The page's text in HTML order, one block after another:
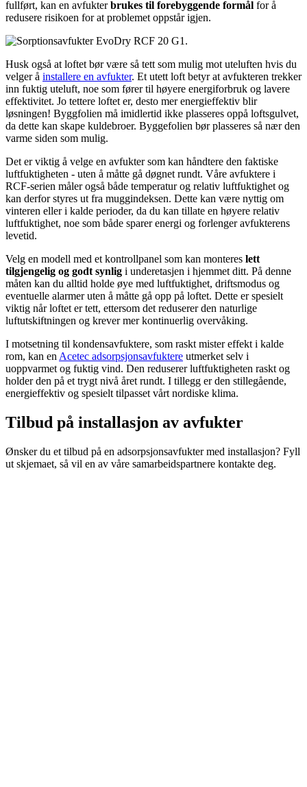
fullført, kan en avfukterbrukes til forebyggende formål for å
redusere risikoen for at problemet oppstår igjen.
Husk også at loftet bør være så tett som mulig mot uteluften hvis du
velger å installere en avfukter. Et utett loft betyr at avfukteren trekker
inn fuktig uteluft, noe som fører til høyere energiforbruk og lavere
effektivitet. Jo tettere loftet er, desto mer energieffektiv blir
løsningen! Byggfolien må imidlertid ikke plasseres oppå loftsgulvet,
da dette kan skape kuldebroer. Byggefolien bør plasseres så nær den
varme siden som mulig.
Det er viktig å velge en avfukter som kan håndtere den faktiske
luftfuktigheten - uten å måtte gå døgnet rundt. Våre avfuktere i
RCF-serien måler også både temperatur og relativ luftfuktighet og
kan derfor styres ut fra muggindeksen. Dette kan være nyttig om
vinteren eller i kalde perioder, da du kan tillate en høyere relativ
luftfuktighet, noe som både sparer energi og forlenger avfukterens
levetid.
Velg en modell med et kontrollpanel som kan monteres lett
tilgjengelig og godt synlig i underetasjen i hjemmet ditt. På denne
måten kan du alltid holde øye med luftfuktighet, driftsmodus og
eventuelle alarmer uten å måtte gå opp på loftet. Dette er spesielt
viktig når loftet er tett, ettersom det reduserer den naturlige
luftutskiftningen og krever mer kontinuerlig overvåking.
I motsetning til kondensavfuktere, som raskt mister effekt i kalde
rom, kan enAcetec adsorpsjonsavfuktere utmerket selv i
uoppvarmet og fuktig vind. Den reduserer luftfuktigheten raskt og
holder den på et trygt nivå året rundt. I tillegg er den stillegående,
energieffektiv og spesielt tilpasset vårt nordiske klima.
Tilbud på installasjon av avfukter
Ønsker du et tilbud på en adsorpsjonsavfukter med installasjon? Fyll
ut skjemaet, så vil en av våre samarbeidspartnere kontakte deg.